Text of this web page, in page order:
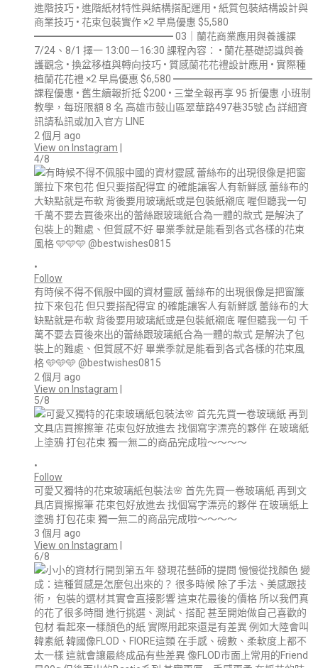
進階技巧 • 進階紙材特性與結構搭配運用 • 紙質包裝結構設計與
商業技巧 • 花束包裝實作 ×2 早鳥優惠 $5,580
━━━━━━━━━━━━━━ 03｜蘭花商業應用與養護課
7/24、8/1 擇一 13:00－16:30 課程內容： • 蘭花基礎認識與養
護觀念 • 換盆移植與轉向技巧 • 質感蘭花花禮設計應用 • 實際種
植蘭花花禮 ×2 早鳥優惠 $6,580 ━━━━━━━━━━━━━━
課程優惠 • 舊生續報折抵 $200 • 三堂全報再享 95 折優惠 小班制
教學，每班限額 8 名 高雄市鼓山區翠華路497巷35號 📩 詳細資
訊請私訊或加入官方 LINE
2 個月 ago
View on Instagram
4/8
•
Follow
有時候不得不佩服中國的資材靈感 蕾絲布的出現很像是把窗簾
拉下來包花 但只要搭配得宜 的確能讓客人有新鮮感 蕾絲布的大
缺點就是布軟 背後要用玻璃紙或是包裝紙襯底 喔但聽我一句 千
萬不要去買後來出的蕾絲跟玻璃紙合為一體的款式 是解決了包
裝上的難處、但質感不好 畢業季就是能看到各式各樣的花束風
格 🩵🩵🩵 @bestwishes0815
2 個月 ago
View on Instagram
5/8
•
Follow
可愛又獨特的花束玻璃紙包裝法🌸 首先先買一卷玻璃紙 再到文
具店買擦擦筆 花束包好放進去 找個寫字漂亮的夥伴 在玻璃紙上
塗鴉 打包花束 獨一無二的商品完成啦～～～～
3 個月 ago
View on Instagram
6/8